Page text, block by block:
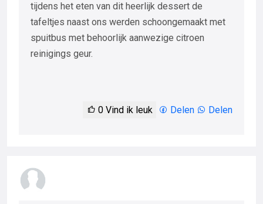
tijdens het eten van dit heerlijk dessert de
tafeltjes naast ons werden schoongemaakt met
spuitbus met behoorlijk aanwezige citroen
reinigings geur.
0 Vind ik leuk Delen Delen